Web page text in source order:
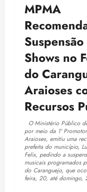
MPMA
Shows no
do
Araioses
Recursos
O Ministério Público
por meio da 1ª
Araioses, emitiu uma
prefeita do município,
Felix, pedindo a
musicais programados
do Caranguejo, que
feira, 20, até domingo,